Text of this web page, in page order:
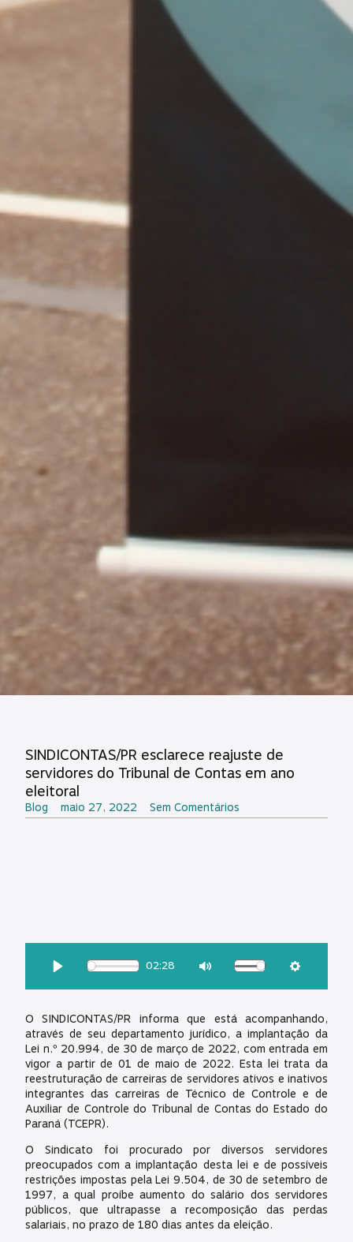
SINDICONTAS/PR esclarece reajuste de
servidores do Tribunal de Contas em ano
eleitoral
Blog maio 27, 2022 Sem Comentários
02:28
O SINDICONTAS/PR informa que está acompanhando,
através de seu departamento jurídico, a implantação da
Lei n.º 20.994, de 30 de março de 2022, com entrada em
vigor a partir de 01 de maio de 2022. Esta lei trata da
reestruturação de carreiras de servidores ativos e inativos
integrantes das carreiras de Técnico de Controle e de
Auxiliar de Controle do Tribunal de Contas do Estado do
Paraná (TCEPR).
O Sindicato foi procurado por diversos servidores
preocupados com a implantação desta lei e de possíveis
restrições impostas pela Lei 9.504, de 30 de setembro de
1997, a qual proíbe aumento do salário dos servidores
públicos, que ultrapasse a recomposição das perdas
salariais, no prazo de 180 dias antes da eleição.